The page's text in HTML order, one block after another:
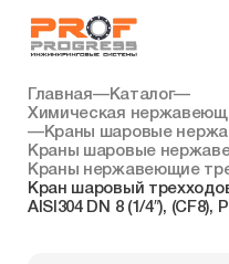
Главная—Каталог—
Химическая
—Краны шаровые
Краны шаровые
Краны нержавеющие
Кран шаровый
AISI304 DN 8 (1/4″), (CF8),